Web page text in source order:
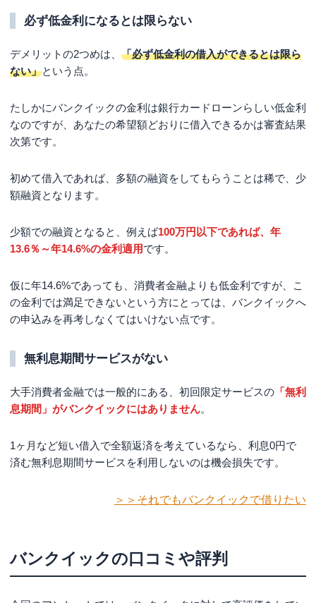
必ず低金利になるとは限らない
デメリットの2つめは、 「必ず低金利の借入ができるとは限ら
ない」という点。
たしかにバンクイックの金利は銀行カードローンらしい低金利
なのですが、あなたの希望額どおりに借入できるかは審査結果
次第です。
初めて借入であれば、多額の融資をしてもらうことは稀で、少
額融資となります。
少額での融資となると、例えば100万円以下であれば、年
13.6％～年14.6%の金利適用です。
仮に年14.6%であっても、消費者金融よりも低金利ですが、こ
の金利では満足できないという方にとっては、バンクイックへ
の申込みを再考しなくてはいけない点です。
無利息期間サービスがない
大手消費者金融では一般的にある、初回限定サービスの 「無利
息期間」がバンクイックにはありません。
1ヶ月など短い借入で全額返済を考えているなら、利息0円で
済む無利息期間サービスを利用しないのは機会損失です。
＞＞それでもバンクイックで借りたい
バンクイックの口コミや評判